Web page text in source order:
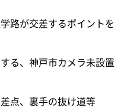
路が交差するポイントを
る、神戸市カメラ未設置
点、裏手の抜け道等